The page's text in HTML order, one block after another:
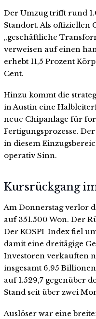
Der Umzug trifft rund
Standort. Als offiziellen
„geschäftliche
verweisen auf einen
erhebt 11,5 Prozent
Cent.
Hinzu kommt die
in Austin eine
neue Chipanlage für
Fertigungsprozesse.
in diesem
operativ Sinn.
Kursrückgang
Am Donnerstag verlor
auf 351.500 Won. Der
Der KOSPI-Index fiel
damit eine dreitägige
Investoren verkauften
insgesamt 6,95
auf 1.529,7 gegenüber
Stand seit über zwei
Auslöser war eine